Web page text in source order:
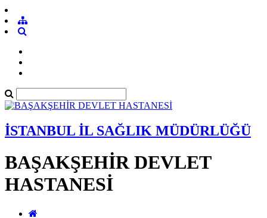
İSTANBUL İL SAĞLIK MÜDÜRLÜĞÜ
BAŞAKŞEHİR DEVLET
HASTANESİ